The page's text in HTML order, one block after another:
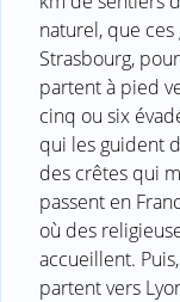
naturel, que
Strasbourg,
partent à pied
cinq ou six
qui les guident
des crêtes qui
passent en
où des
accueillent.
partent vers